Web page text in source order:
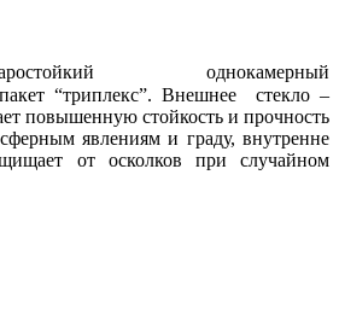
однокамерный
“триплекс”. Внешнее стекло –
повышенную стойкость и прочность
явлениям и граду, внутренне
от осколков при случайном